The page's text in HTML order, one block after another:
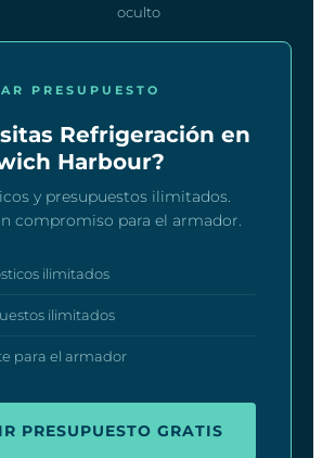
oculto
PRESUPUESTO
Refrigeración en
Harbour?
y presupuestos ilimitados.
compromiso para el armador.
ilimitados
ilimitados
para el armador
PRESUPUESTO GRATIS